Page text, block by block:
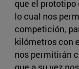
que el prototipo
lo cual nos
competición,
kilómetros con
nos permitirán